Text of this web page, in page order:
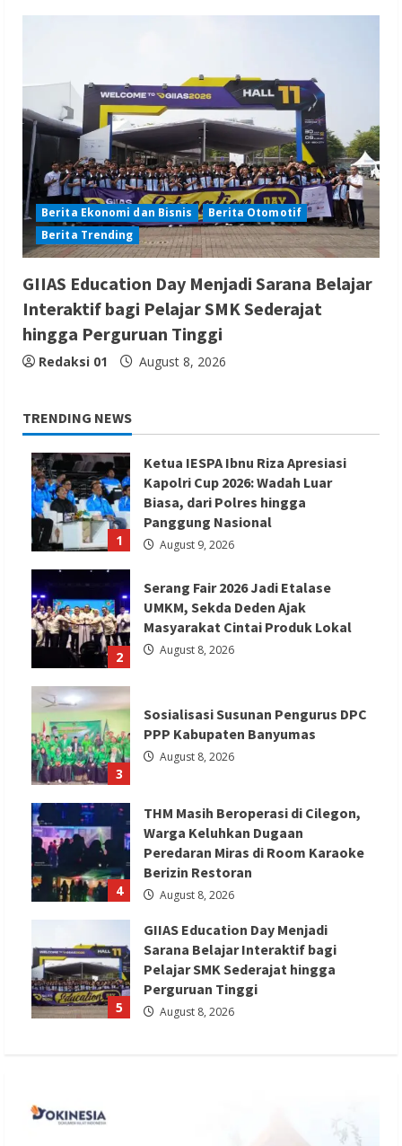
Berita Ekonomi dan Bisnis
Berita Otomotif
Berita Trending
GIIAS Education Day Menjadi Sarana Belajar
Interaktif bagi Pelajar SMK Sederajat
hingga Perguruan Tinggi
Redaksi 01 August 8, 2026
TRENDING NEWS
1
Ketua IESPA Ibnu Riza Apresiasi
Kapolri Cup 2026: Wadah Luar
Biasa, dari Polres hingga
Panggung Nasional
August 9, 2026
2
Serang Fair 2026 Jadi Etalase
UMKM, Sekda Deden Ajak
Masyarakat Cintai Produk Lokal
August 8, 2026
3
Sosialisasi Susunan Pengurus DPC
PPP Kabupaten Banyumas
August 8, 2026
4
THM Masih Beroperasi di Cilegon,
Warga Keluhkan Dugaan
Peredaran Miras di Room Karaoke
Berizin Restoran
August 8, 2026
5
GIIAS Education Day Menjadi
Sarana Belajar Interaktif bagi
Pelajar SMK Sederajat hingga
Perguruan Tinggi
August 8, 2026